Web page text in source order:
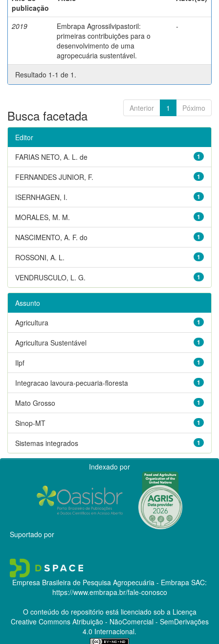
publicação
2019
Embrapa Agrossilvipastoril:
primeiras contribuições para o
desenvolvimento de uma
agropecuária sustentável.
-
Resultado 1-1 de 1.
Anterior 1 Póximo
Busca facetada
Editor
1
FARIAS NETO, A. L. de
1
FERNANDES JUNIOR, F.
1
ISERNHAGEN, I.
1
MORALES, M. M.
1
NASCIMENTO, A. F. do
1
ROSSONI, A. L.
1
VENDRUSCULO, L. G.
Assunto
1
Agricultura
1
Agricultura Sustentável
1
Ilpf
1
Integracao lavoura-pecuaria-floresta
1
Mato Grosso
1
Sinop-MT
1
Sistemas integrados
Indexado por
Suportado por
Empresa Brasileira de Pesquisa Agropecuária - Embrapa SAC:
https://www.embrapa.br/fale-conosco
O conteúdo do repositório está licenciado sob a Licença
Creative CommonsAtribuição - NãoComercial - SemDerivações
4.0 Internacional.